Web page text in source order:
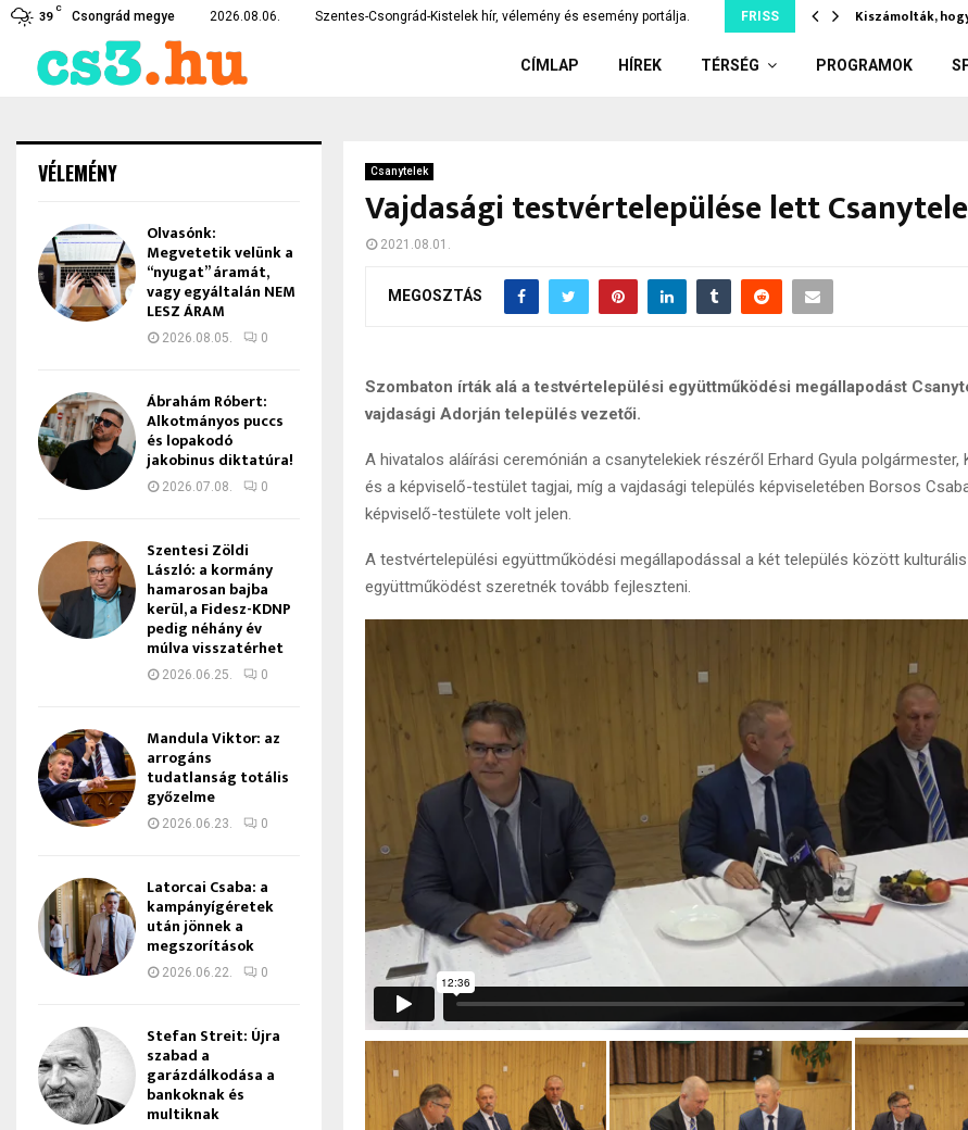
39
C
Csongrád megye 2026.08.06. Szentes-Csongrád-Kistelek hír, vélemény és esemény portálja. FRISS
intézkedéseket vezetett… Lebukott a csongrádi drogdíler: kiskorúnak adott el… Kiszámolták,
CÍMLAP HÍREK TÉRSÉG PROGRAMOK
Csanytelek
Vajdasági testvértelepülése lett
2021.08.01.
MEGOSZTÁS
Szombaton írták alá a testvértelepülési együttműködési megállapodást
vajdasági Adorján település vezetői.
A hivatalos aláírási ceremónián a csanytelekiek részéről Erhard Gyula polgármester,
és a képviselő-testület tagjai, míg a vajdasági település képviseletében Borsos
képviselő-testülete volt jelen.
A testvértelepülési együttműködési megállapodással a két település között
együttműködést szeretnék tovább fejleszteni.
VÉLEMÉNY
Olvasónk:
Megvetetik velünk a
“nyugat” áramát,
vagy egyáltalán NEM
LESZ ÁRAM
2026.08.05. 0
Ábrahám Róbert:
Alkotmányos puccs
és lopakodó
jakobinus diktatúra!
2026.07.08. 0
Szentesi Zöldi
László: a kormány
hamarosan bajba
kerül, a Fidesz-KDNP
pedig néhány év
múlva visszatérhet
2026.06.25. 0
Mandula Viktor: az
arrogáns
tudatlanság totális
győzelme
2026.06.23. 0
Latorcai Csaba: a
kampányígéretek
után jönnek a
megszorítások
2026.06.22. 0
Stefan Streit: Újra
szabad a
garázdálkodása a
bankoknak és
multiknak